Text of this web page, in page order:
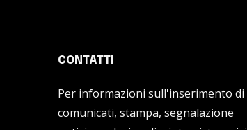
CONTATTI
Per informazioni sull'inserimento di
comunicati, stampa, segnalazione